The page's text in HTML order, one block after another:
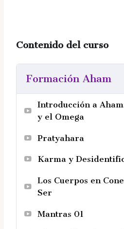
Contenido del curso
Formación Aham
Introducción a
y el Omega
Pratyahara
Karma y
Los Cuerpos en
Ser
Mantras 01